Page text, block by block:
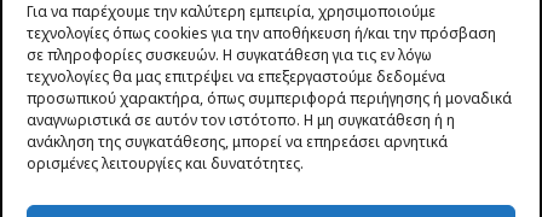
Για να παρέχουμε την καλύτερη εμπειρία, χρησιμοποιούμε
τεχνολογίες όπως cookies για την αποθήκευση ή/και την πρόσβαση
σε πληροφορίες συσκευών. Η συγκατάθεση για τις εν λόγω
τεχνολογίες θα μας επιτρέψει να επεξεργαστούμε δεδομένα
προσωπικού χαρακτήρα, όπως συμπεριφορά περιήγησης ή μοναδικά
αναγνωριστικά σε αυτόν τον ιστότοπο. Η μη συγκατάθεση ή η
ανάκληση της συγκατάθεσης, μπορεί να επηρεάσει αρνητικά
ορισμένες λειτουργίες και δυνατότητες.
Προυσιωτίσσης 27 & Δ.Σταϊκου , Αγρίνιο 30133 (έναντι γηπέδου